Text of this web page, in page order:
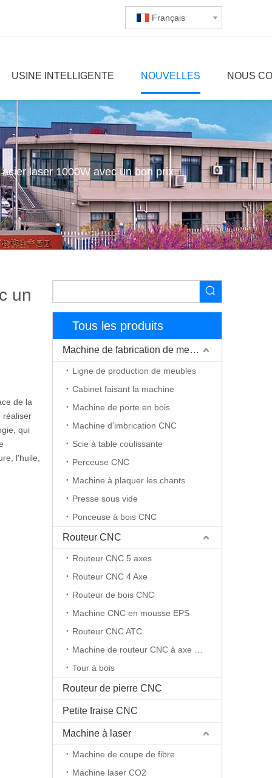
Français
USINE INTELLIGENTE NOUVELLES NOUS
laser 1000W avec un bon prix
un
de la
réaliser
qui
l'huile,
Tous les produits
Machine de fabrication de meubles
Ligne de production de meubles
Cabinet faisant la machine
Machine de porte en bois
Machine d'imbrication CNC
Scie à table coulissante
Perceuse CNC
Machine à plaquer les chants
Presse sous vide
Ponceuse à bois CNC
Routeur CNC
Routeur CNC 5 axes
Routeur CNC 4 Axe
Routeur de bois CNC
Machine CNC en mousse EPS
Routeur CNC ATC
Tour à bois
Routeur de pierre CNC
Petite fraise CNC
Machine à laser
Machine de coupe de fibre
Machine laser CO2